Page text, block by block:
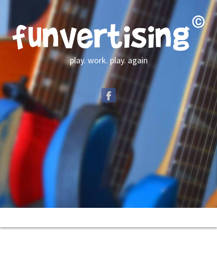
play. work. play. again